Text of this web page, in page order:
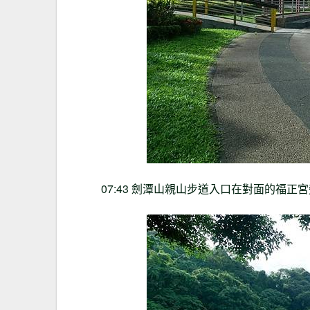
07:43 劍潭山親山步道入口在對面的福正